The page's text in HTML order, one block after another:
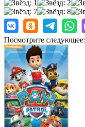
Посмотрите следующее: